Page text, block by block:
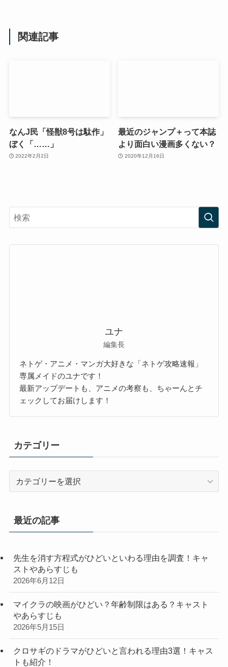
関連記事
なんJ民「怪獣8号は駄作」
ぼく「……」
2022年2月2日
最近のジャンプ＋って本誌
より面白い漫画多くない？
2020年12月16日
ユナ
編集長
ネトゲ・アニメ・マンガ大好きな「ネトゲ攻略速報」
専属メイドのユナです！
最新アップデートも、アニメの考察も、ちゃーんとチ
ェックしてお届けします！
カテゴリー
リ
最近の記事
先生を消す方程式がひどいといわる理由を調査！キャ
ストやあらすじも
2026年6月12日
マイクラの映画がひどい？年齢制限はある？キャスト
やあらすじも
2026年5月15日
クロサギのドラマがひどいと言われる理由3選！キャス
トも紹介！